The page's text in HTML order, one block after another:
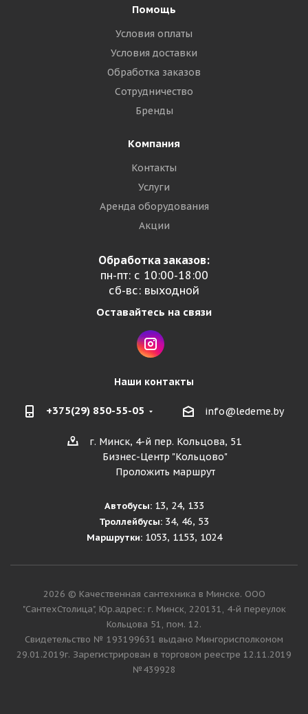
Помощь
Условия оплаты
Условия доставки
Обработка заказов
Сотрудничество
Бренды
Компания
Контакты
Услуги
Аренда оборудования
Акции
Обработка заказов:
пн-пт: с 10:00-18:00
сб-вс: выходной
Оставайтесь на связи
Наши контакты
+375(29) 850-55-05 info@ledeme.by
г. Минск, 4-й пер. Кольцова, 51
Бизнес-Центр "Кольцово"
Проложить маршрут
Автобусы:13, 24, 133
Троллейбусы: 34, 46, 53
Маршрутки:1053, 1153, 1024
2026 © Качественная сантехника в Минске. ООО
"СантехСтолица", Юр.адрес: г. Минск, 220131, 4-й переулок
Кольцова 51, пом. 12.
Cвидетельство № 193199631 выдано Мингорисполкомом
29.01.2019г. Зарегистрирован в торговом реестре 12.11.2019
№439928